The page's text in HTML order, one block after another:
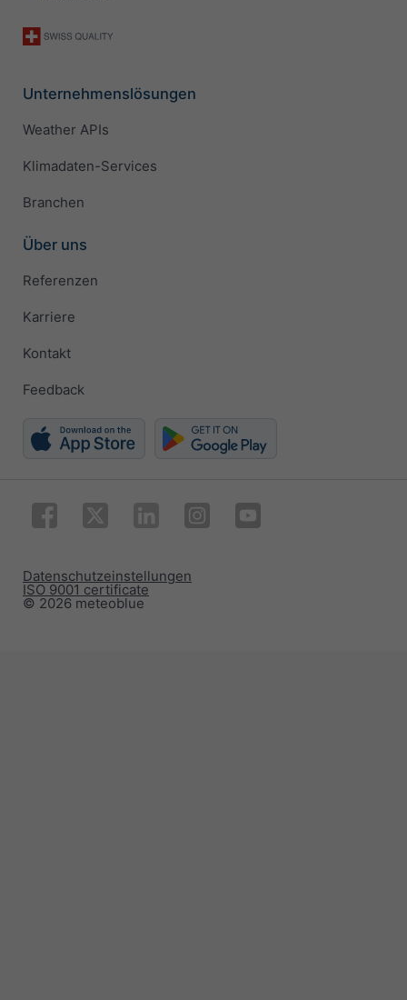
Unternehmenslösungen
Weather APIs
Klimadaten-Services
Branchen
Über uns
Referenzen
Karriere
Kontakt
Feedback
© 2026 meteoblue
ISO 9001 certificate
Datenschutzeinstellungen